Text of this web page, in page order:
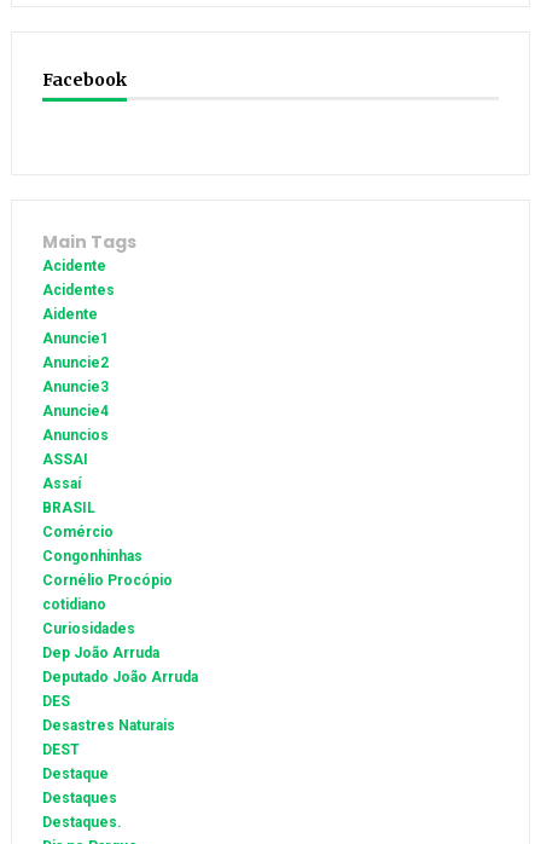
Facebook
Main Tags
Acidente
Acidentes
Aidente
Anuncie1
Anuncie2
Anuncie3
Anuncie4
Anuncios
ASSAI
Assaí
BRASIL
Comércio
Congonhinhas
Cornélio Procópio
cotidiano
Curiosidades
Dep João Arruda
Deputado João Arruda
DES
Desastres Naturais
DEST
Destaque
Destaques
Destaques.